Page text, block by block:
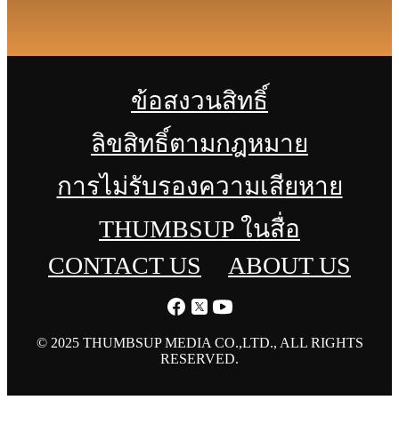
ข้อสงวนสิทธิ์
ลิขสิทธิ์ตามกฎหมาย
การไม่รับรองความเสียหาย
THUMBSUP ในสื่อ
CONTACT US
ABOUT US
© 2025 THUMBSUP MEDIA CO.,LTD., ALL RIGHTS
RESERVED.